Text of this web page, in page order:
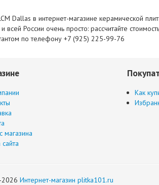
Dallas в интернет-магазине керамической
и всей России очень просто: рассчитайте
по телефону +7 (925) 225-99-76
магазина
Как
Интернет-магазин plitka101.ru